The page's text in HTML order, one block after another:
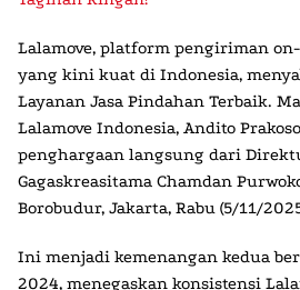
Lalamove, platform pengiriman
yang kini kuat di Indonesia,
Layanan Jasa Pindahan Terbaik.
Lalamove Indonesia, Andito
penghargaan langsung dari
Gagaskreasitama Chamdan
Borobudur, Jakarta, Rabu (5/11/
Ini menjadi kemenangan kedua
2024, menegaskan konsistensi